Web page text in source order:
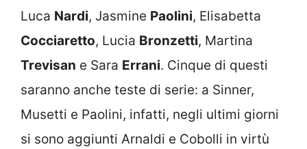
Luca Nardi, Jasmine Paolini, Elisabetta
Cocciaretto, Lucia Bronzetti, Martina
Trevisan e Sara Errani. Cinque di questi
saranno anche teste di serie: a Sinner,
Musetti e Paolini, infatti, negli ultimi giorni
si sono aggiunti Arnaldi e Cobolli in virtù